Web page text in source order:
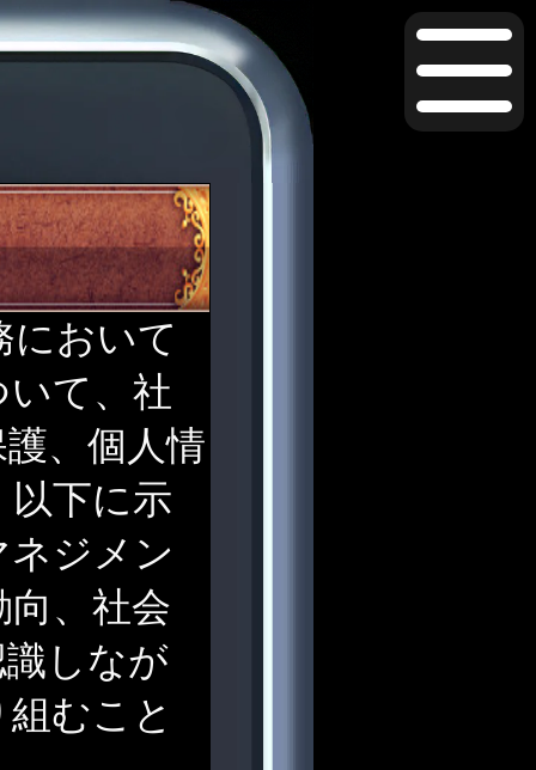
において
て、社
、個人情
下に示
ジメン
、社会
しなが
むこと